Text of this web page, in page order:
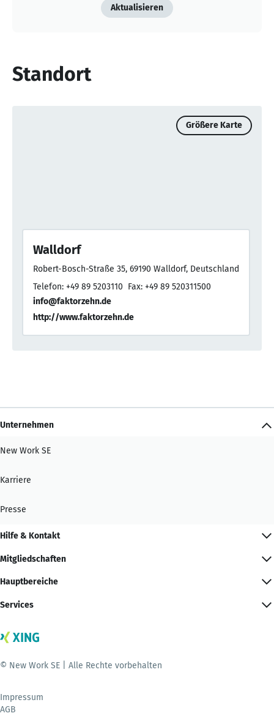
Aktualisieren
Standort
Größere Karte
Walldorf
Robert-Bosch-Straße 35, 69190 Walldorf, Deutschland
Telefon: +49 89 5203110 Fax: +49 89 520311500
info@faktorzehn.de
http://www.faktorzehn.de
Unternehmen
New Work SE
Karriere
Presse
Hilfe & Kontakt
Mitgliedschaften
Hauptbereiche
Services
© New Work SE | Alle Rechte vorbehalten
Impressum
AGB